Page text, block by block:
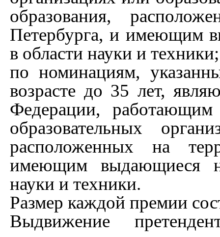
образования,
Петербурга, и имеющим
в области науки и техники;
по номинациям,
возрасте до 35 лет,
Федерации,
образовательных
расположенных на
имеющим выдающиеся
науки и техники.
Размер каждой премии
Выдвижение